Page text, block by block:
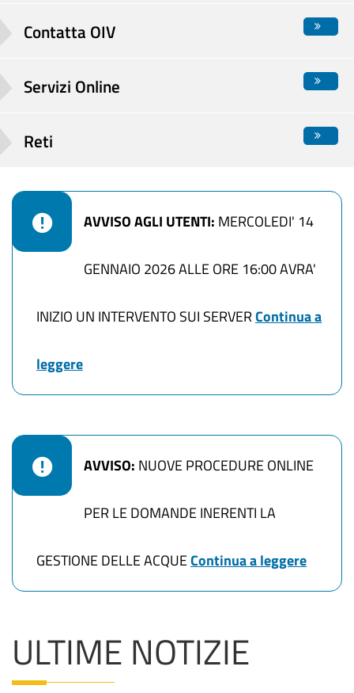
Contatta OIV
Servizi Online
Reti
AVVISO AGLI UTENTI: MERCOLEDI' 14
GENNAIO 2026 ALLE ORE 16:00 AVRA'
INIZIO UN INTERVENTO SUI SERVERContinua a
leggere
AVVISO: NUOVE PROCEDURE ONLINE
PER LE DOMANDE INERENTI LA
GESTIONE DELLE ACQUEContinua a leggere
ULTIME NOTIZIE